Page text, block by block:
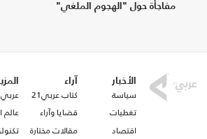
مفاجأة حول "الهجوم الملغي"
الأخبار
سياسة
تغطيات
اقتصاد
آراء
كتاب عربي21
قضايا وآراء
مقالات مختارة
عربي21 TV
عالم